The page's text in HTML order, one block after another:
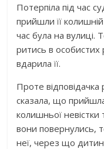
Потерпіла під час
прийшли її
час була на вулиці.
ритись в особистих
вдарила її.
Проте відповідачка
сказала, що
колишньої
вони повернулись,
неї, через що